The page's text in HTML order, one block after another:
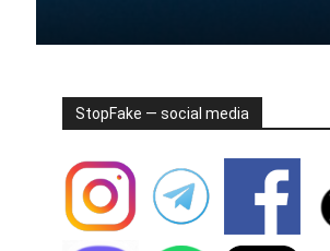
StopFake — social media